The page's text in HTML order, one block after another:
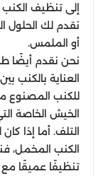
إلى تنظيف
نقدم لك الحلول
أو الملمس.
نحن نقدم أيضًا
العناية بالكنب
للكنب المصنوع
الخيش الخاصة
التلف. أما إذا
الكنب المخمل،
تنظيفًا عميقًا